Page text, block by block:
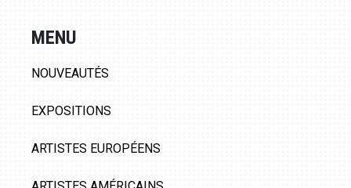
MENU
NOUVEAUTÉS
EXPOSITIONS
ARTISTES EUROPÉENS